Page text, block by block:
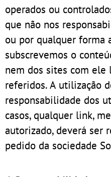
operados ou
que não nos
ou por qualquer forma
subscrevemos o
nem dos sites com ele
referidos. A utilização
responsabilidade dos
casos, qualquer link,
autorizado, deverá ser
pedido da sociedade